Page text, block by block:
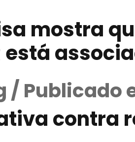
mostra
está
/ Publicado
contra